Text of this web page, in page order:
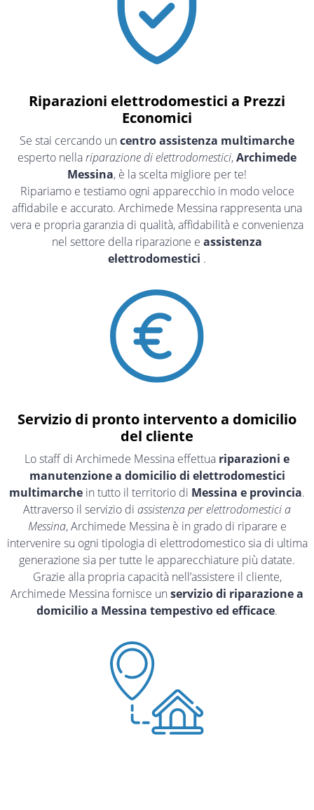
Riparazioni elettrodomestici a Prezzi
Economici
Se stai cercando un centro assistenza multimarche
esperto nellariparazione di elettrodomestici,Archimede
Messina, è la scelta migliore per te!
Ripariamo e testiamo ogni apparecchio in modo veloce
affidabile e accurato. Archimede Messina rappresenta una
vera e propria garanzia di qualità, affidabilità e convenienza
nel settore della riparazione e assistenza
elettrodomestici .
Servizio di pronto intervento a domicilio
del cliente
Lo staff di Archimede Messina effettua riparazioni e
manutenzione a domicilio di elettrodomestici
multimarche in tutto il territorio di Messina e provincia.
Attraverso il servizio di assistenza per elettrodomestici a
Messina, Archimede Messina è in grado di riparare e
intervenire su ogni tipologia di elettrodomestico sia di ultima
generazione sia per tutte le apparecchiature più datate.
Grazie alla propria capacità nell’assistere il cliente,
Archimede Messina fornisce un servizio di riparazione a
domicilio a Messina tempestivo ed efficace.